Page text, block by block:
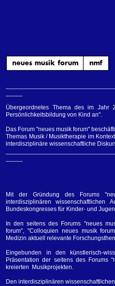
Übergeordnetes Thema des im Jahr
Persönlichkeitsbildung von Kind an".
Das Forum "neues musik forum"
Themas Musik / Musiktherapie im
interdisziplinäre wissenschaftliche
Mit der Gründung des Forums
interdisziplinärenwissenschaftlichen
Bundeskongresses für Kinder- und
In den seitens des Forums "neues
forum", "Colloquien neues musik
Medizin aktuell relevante
Eingebunden in den künstlerisch-
Präsentation der seitens des Forums
kreierten Musikprojekten.
Den interdisziplinären